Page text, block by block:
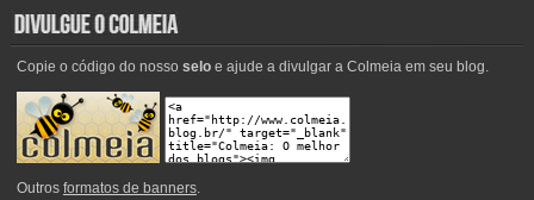
Copie o código do nosso seloe ajude a divulgar a Colmeia em seu blog.
Outros formatos de banners.